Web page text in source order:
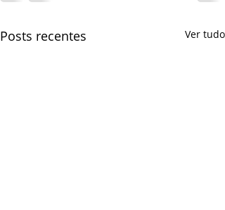
Posts recentes Ver tudo